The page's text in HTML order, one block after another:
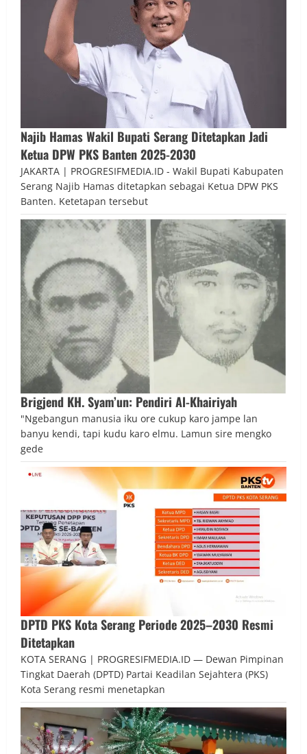
Najib Hamas Wakil Bupati Serang Ditetapkan Jadi
Ketua DPW PKS Banten 2025-2030
JAKARTA | PROGRESIFMEDIA.ID - Wakil Bupati Kabupaten
Serang Najib Hamas ditetapkan sebagai Ketua DPW PKS
Banten. Ketetapan tersebut
Brigjend KH. Syam’un: Pendiri Al-Khairiyah
"Ngebangun manusia iku ore cukup karo jampe lan
banyu kendi, tapi kudu karo elmu. Lamun sire mengko
gede
DPTD PKS Kota Serang Periode 2025–2030 Resmi
Ditetapkan
KOTA SERANG | PROGRESIFMEDIA.ID — Dewan Pimpinan
Tingkat Daerah (DPTD) Partai Keadilan Sejahtera (PKS)
Kota Serang resmi menetapkan